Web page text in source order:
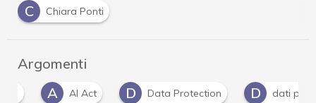
C
Chiara Ponti
Argomenti
A
AI Act D Data Protection D dati personali